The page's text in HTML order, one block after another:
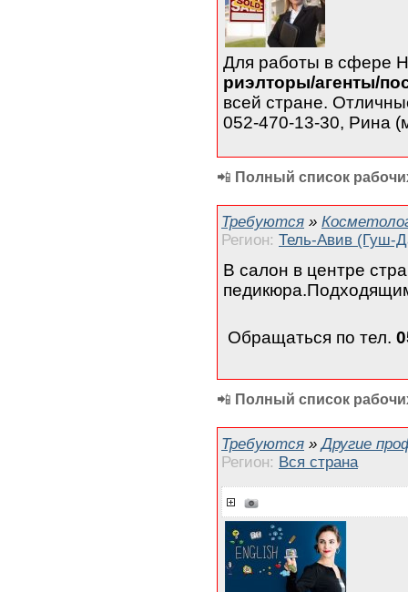
Для работы в
риэлторы/агенты/
всей стране.
052-470-13-30, Рина
📲 Полный список
Требуются »
Регион: Тель-Авив (Гуш-
В салон в центре
Обращаться по тел.
📲 Полный список
Требуются »Другие
Регион: Вся страна